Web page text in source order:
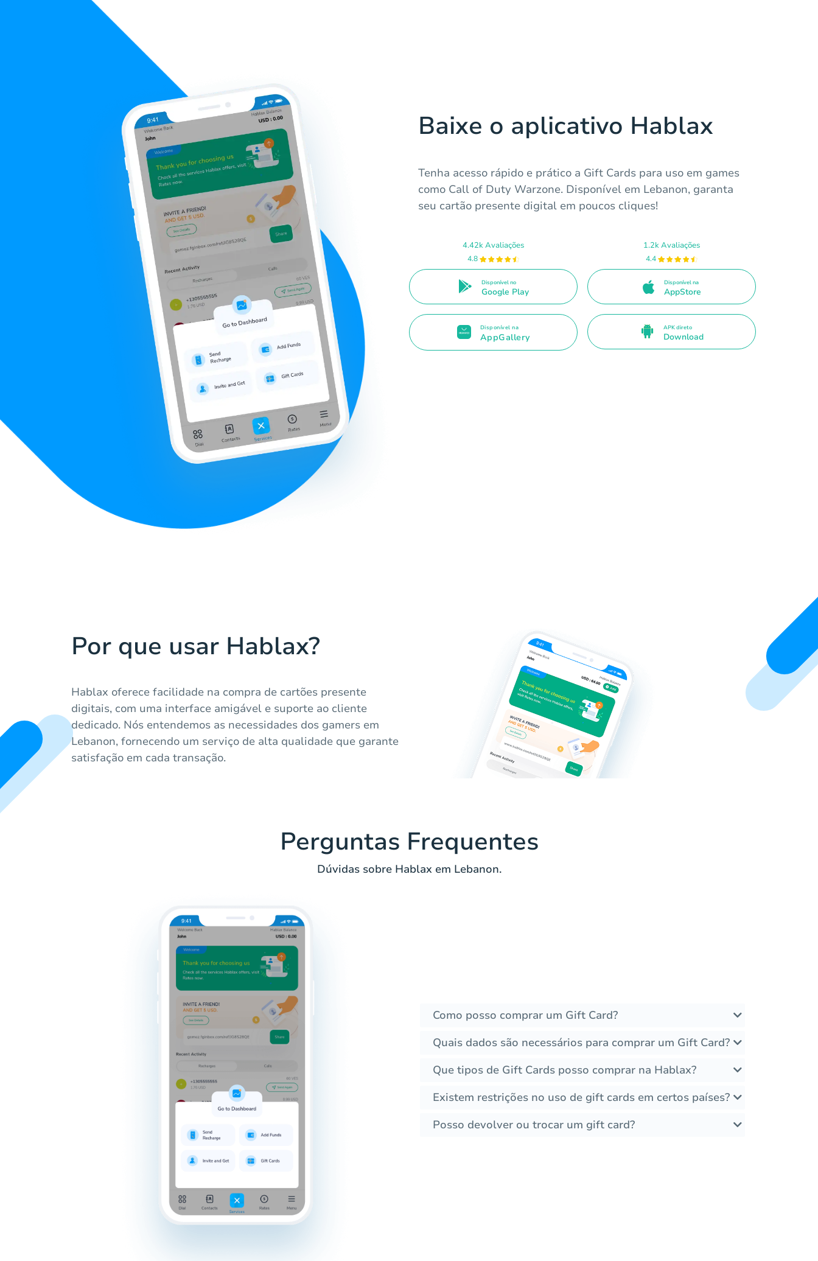
Baixe o aplicativo Hablax
Tenha acesso rápido e prático a Gift Cards para uso em games
como Call of Duty Warzone. Disponível em Lebanon, garanta
seu cartão presente digital em poucos cliques!
4.42k Avaliações
4.8
Disponível no
Google Play
1.2k Avaliações
4.4
Disponível na
AppStore
Disponível na
AppGallery
APK direto
Download
Por que usar Hablax?
Hablax oferece facilidade na compra de cartões presente
digitais, com uma interface amigável e suporte ao cliente
dedicado. Nós entendemos as necessidades dos gamers em
Lebanon, fornecendo um serviço de alta qualidade que garante
satisfação em cada transação.
Perguntas Frequentes
Dúvidas sobre Hablax em Lebanon.
Como posso comprar um Gift Card?
Quais dados são necessários para comprar um Gift Card?
Que tipos de Gift Cards posso comprar na Hablax?
Existem restrições no uso de gift cards em certos países?
Posso devolver ou trocar um gift card?